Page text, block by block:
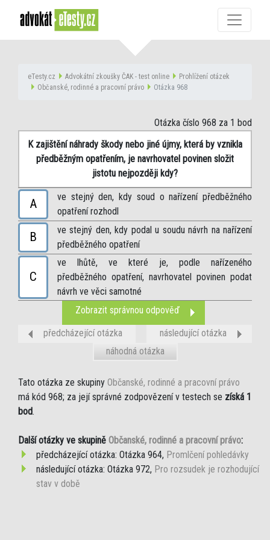
eTesty.cz Advokátní zkoušky ČAK - test online
Prohlížení otázek
Občanské, rodinné a pracovní právo
Otázka 968
Otázka číslo 968 za 1 bod
K zajištění náhrady škody nebo jiné újmy, která by vznikla
předběžným opatřením, je navrhovatel povinen složit
jistotu nejpozději kdy?
A
ve stejný den, kdy soud o nařízení předběžného
opatření rozhodl
B
ve stejný den, kdy podal u soudu návrh na nařízení
předběžného opatření
C
ve lhůtě, ve které je, podle nařízeného
předběžného opatření, navrhovatel povinen podat
návrh ve věci samotné
Zobrazit správnou odpověď
předcházející otázka
následující otázka
náhodná otázka
Tato otázka ze skupiny Občanské, rodinné a pracovní právo
má kód 968; za její správné zodpovězení v testech se získá 1
bod.
Další otázky ve skupině Občanské, rodinné a pracovní právo:
předcházející otázka: Otázka 964, Promlčení pohledávky
následující otázka: Otázka 972, Pro rozsudek je rozhodující
stav v době